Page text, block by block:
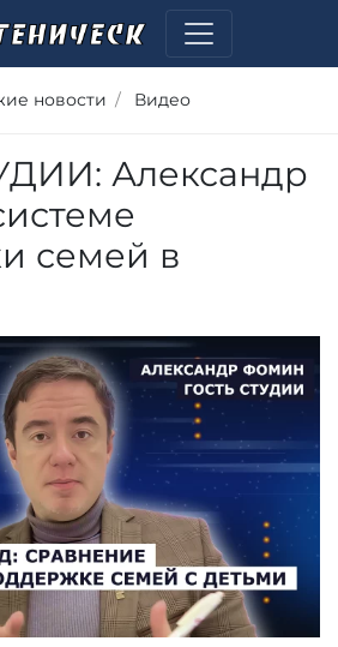
новости Видео
Александр
семей в